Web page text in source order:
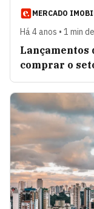
MERCADO
Há 4 anos • 1 min
Lançamentos
comprar o